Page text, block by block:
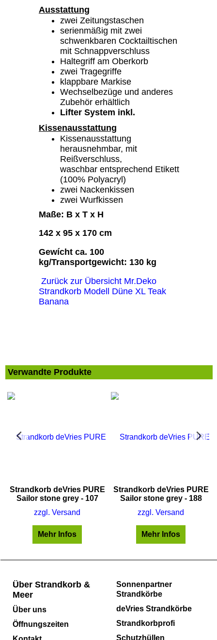
Ausstattung
zwei Zeitungstaschen
serienmäßig mit zwei
schwenkbaren Cocktailtischen
mit Schnappverschluss
Haltegriff am Oberkorb
zwei Tragegriffe
klappbare Markise
Wechselbezüge und anderes
Zubehör erhältlich
Lifter System inkl.
Kissenausstattung
Kissenausstattung
herausnehmbar, mit
Reißverschluss,
waschbar entsprechend Etikett
(100% Polyacryl)
zwei Nackenkissen
zwei Wurfkissen
Maße: B x T x H
142 x 95 x 170 cm
Gewícht ca. 100
kg/Transportgewicht: 130 kg
Zurück zur Übersicht Mr.Deko
Strandkorb Modell Düne XL Teak
Banana
Verwandte Produkte
Strandkorb deVries PURE
Sailor stone grey - 107
zzgl. Versand
Mehr Infos
Strandkorb deVries PURE
Sailor stone grey - 188
zzgl. Versand
Mehr Infos
Sonnenpartner
Strandkörbe
deVries Strandkörbe
Strandkorbprofi
Schutzhüllen
Über Strandkorb &
Meer
Über uns
Öffnungszeiten